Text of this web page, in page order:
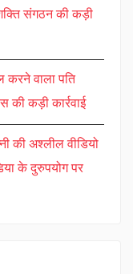
संगठन की कड़ी
करने वाला पति
की कड़ी कार्रवाई
की अश्लील वीडियो
के दुरुपयोग पर